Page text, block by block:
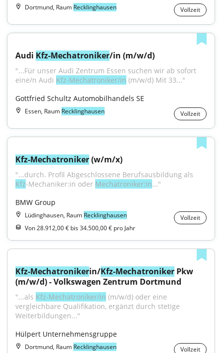
Dortmund, Raum Recklinghausen Vollzeit
Audi Kfz-Mechatroniker/in (m/w/d)
"...Für unser Audi Zentrum Essen suchen wir ab sofort
eine/n Audi Kfz-Mechatroniker/in (m/w/d) Mit 33..."
Gottfried Schultz Automobilhandels SE
Essen, Raum Recklinghausen Vollzeit
Kfz-Mechatroniker (w/m/x)
Kfz-Mechaniker:in oder Mechatroniker:in..."
BMW Group
Lüdinghausen, Raum Recklinghausen
Vollzeit
Von 28.912,00 € bis 34.500,00 € pro Jahr
Kfz-Mechatronikerin/Kfz-Mechatroniker Pkw
(m/w/d) - Volkswagen Zentrum Dortmund
"...als Kfz-Mechatroniker/in (m/w/d) oder eine
vergleichbare Qualifikation, ergänzt durch stetige
Weiterbildungen..."
Hülpert Unternehmensgruppe
Dortmund, Raum Recklinghausen Vollzeit